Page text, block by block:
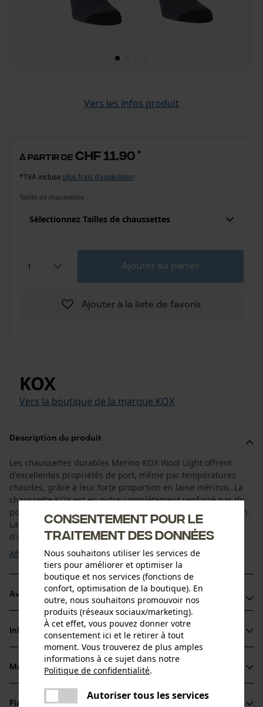
Vers les infos produit
à partir de CHF 11.90 *
*TVA incluse plus frais d'expédition
Tailles de chaussettes
Sélectionnez Tailles de chaussettes
Ajouter au panier
Ajouter à la liste de favoris
KOX
Vers la boutique de la marque KOX
Description du produit
Les chaussettes durables Merino KOX Wool Light offrent
d'excellentes propriétés de port, même par températures
chaudes, grâce à leur forte proportion en laine mérinos. La
chaussette KOX est en outre complètement renforcé par du
polyamide et du Lycra pour assurer une bonne compression.
La sensation confortable de la laine est ainsi accompagnée
d'une grande résistance. Les ...
Afficher plus
Avantages du produit
Côte élastique et indéformable pour une bonne tenue
Chaussettes KOX avec une bande de compression sur
l'avant-pied pour plus de stabilité et une meilleure
adhérence de la chaussette
éponge en polyamide offre un confort et une durabilité
Informations sur le produit
Détails du produit
Type dactivité
Matériau & entretien
Fiches techniques
Consentement pour le
traitement des données
Nous souhaitons utiliser les services de
tiers pour améliorer et optimiser la
boutique et nos services (fonctions de
confort, optimisation de la boutique). En
outre, nous souhaitons promouvoir nos
produits (réseaux sociaux/marketing).
À cet effet, vous pouvez donner votre
consentement ici et le retirer à tout
moment. Vous trouverez de plus amples
informations à ce sujet dans notre
Politique de confidentialité.
Autoriser tous les services
Une erreur s'est produite. Veuillez
partager
partager